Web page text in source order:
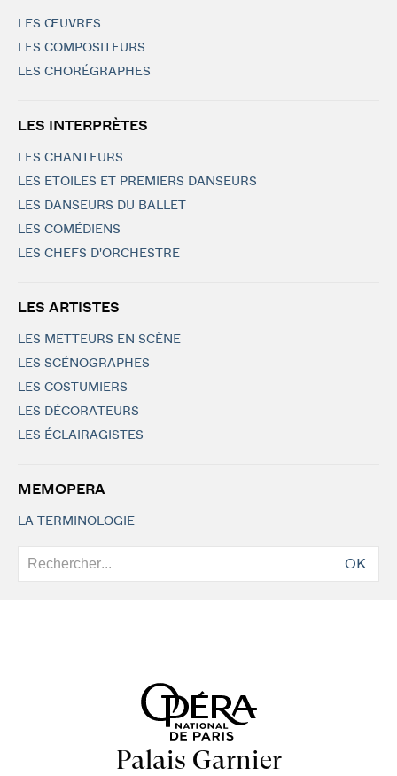
LES ŒUVRES
LES COMPOSITEURS
LES CHORÉGRAPHES
LES INTERPRÈTES
LES CHANTEURS
LES ETOILES ET PREMIERS DANSEURS
LES DANSEURS DU BALLET
LES COMÉDIENS
LES CHEFS D'ORCHESTRE
LES ARTISTES
LES METTEURS EN SCÈNE
LES SCÉNOGRAPHES
LES COSTUMIERS
LES DÉCORATEURS
LES ÉCLAIRAGISTES
MEMOPERA
LA TERMINOLOGIE
OK
Palais Garnier